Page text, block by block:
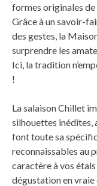
formes originales de
Grâce à un savoir-
des gestes, la
surprendre les
Ici, la tradition
!
La salaison Chillet
silhouettes inédites,
font toute sa
reconnaissables au
caractère à vos
dégustation en